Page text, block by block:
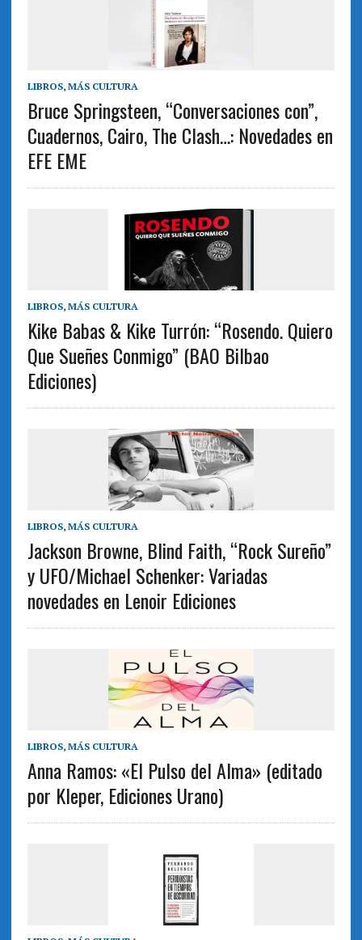
LIBROS, MÁS CULTURA
Bruce Springsteen, “Conversaciones con”,
Cuadernos, Cairo, The Clash…: Novedades en
EFE EME
LIBROS, MÁS CULTURA
Kike Babas & Kike Turrón: “Rosendo. Quiero
Que Sueñes Conmigo” (BAO Bilbao
Ediciones)
LIBROS, MÁS CULTURA
Jackson Browne, Blind Faith, “Rock Sureño”
y UFO/Michael Schenker: Variadas
novedades en Lenoir Ediciones
LIBROS, MÁS CULTURA
Anna Ramos: «El Pulso del Alma» (editado
por Kleper, Ediciones Urano)